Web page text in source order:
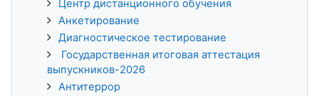
Центр дистанционного обучения
Анкетирование
Диагностическое тестирование
Государственная итоговая аттестация
выпускников-2026
Антитеррор